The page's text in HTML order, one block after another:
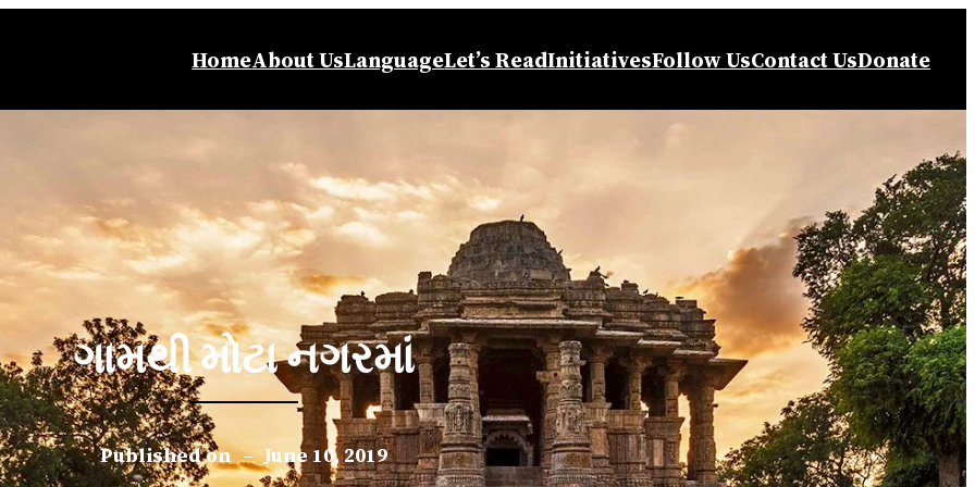
HomeAbout UsLanguageLet’s ReadInitiativesFollow UsContact UsDonate
ગામથી મોટા નગરમાં
Published on – June 10, 2019